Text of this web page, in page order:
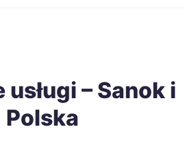
TWÓJ REGION 429 zł
usługi – Sanok i
Polska